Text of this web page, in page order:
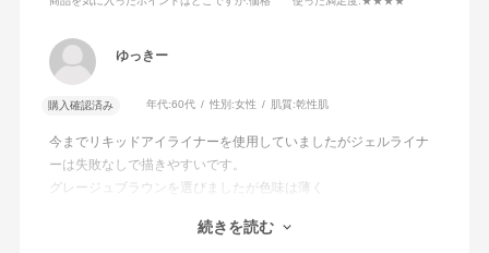
ゆっきー
購入確認済み 年代:60代 性別:女性 肌質:乾性肌
今までリキッドアイライナーを使用していましたがジェルライナ
ーは失敗なしで描きやすいです。
グレージュブラウンを選びましたが色味は薄く
もっと目もとが際立つような気がするので
続きを読む